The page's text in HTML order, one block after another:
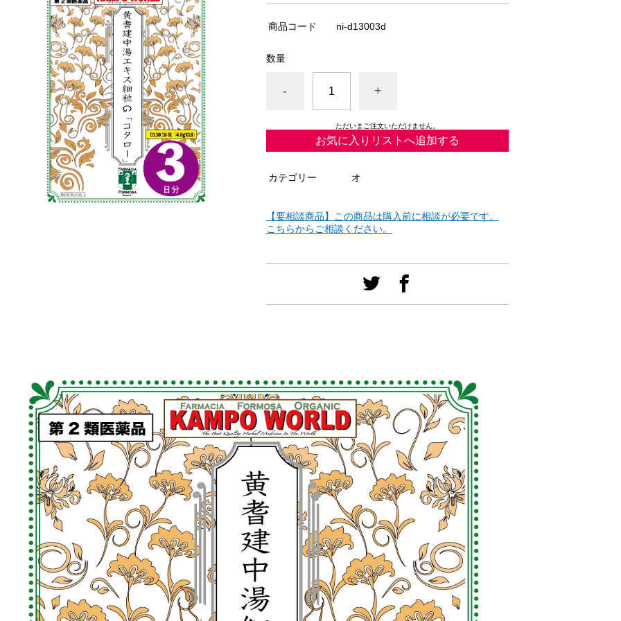
商品コード ni-d13003d
数量
- +
ただいまご注文いただけません。
お気に入りリストへ追加する
カテゴリー オ
【要相談商品】この商品は購入前に相談が必要です。
こちらからご相談ください。